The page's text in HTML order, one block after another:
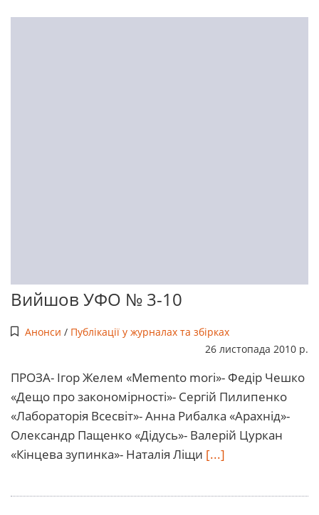
Вийшов УФО № 3-10
Анонси / Публікації у журналах та збірках
26 листопада 2010 р.
ПРОЗА- Ігор Желем «Memento mori»- Федір Чешко
«Дещо про закономірності»- Сергій Пилипенко
«Лабораторія Всесвіт»- Анна Рибалка «Арахнід»-
Олександр Пащенко «Дідусь»- Валерій Цуркан
«Кінцева зупинка»- Наталія Ліщи [...]